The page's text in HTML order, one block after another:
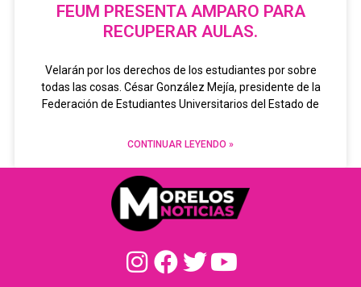
FEUM PRESENTA AMPARO PARA
RECUPERAR AULAS.
Velarán por los derechos de los estudiantes por sobre
todas las cosas. César González Mejía, presidente de la
Federación de Estudiantes Universitarios del Estado de
CONTINUAR LEYENDO »